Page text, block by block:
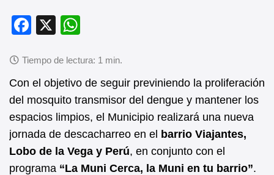
F
c
e
b
o
o
k
X
at
s
A
p
p
Con el objetivo de seguir previniendo la proliferación
del mosquito transmisor del dengue y mantener los
espacios limpios, el Municipio realizará una nueva
jornada de descacharreo en el barrio Viajantes,
Lobo de la Vega y Perú, en conjunto con el
programa “La Muni Cerca, la Muni en tu barrio”.